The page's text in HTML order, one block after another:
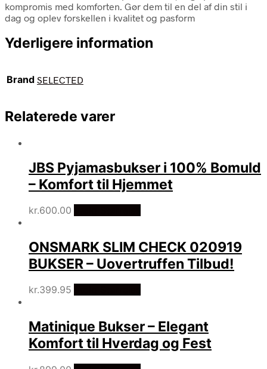
kompromis med komforten. Gør dem til en del af din stil i
dag og oplev forskellen i kvalitet og pasform
Yderligere information
Brand SELECTED
Relaterede varer
JBS Pyjamasbukser i 100% Bomuld
– Komfort til Hjemmet
kr.600.00
ONSMARK SLIM CHECK 020919
BUKSER – Uovertruffen Tilbud!
kr.399.95
Matinique Bukser – Elegant
Komfort til Hverdag og Fest